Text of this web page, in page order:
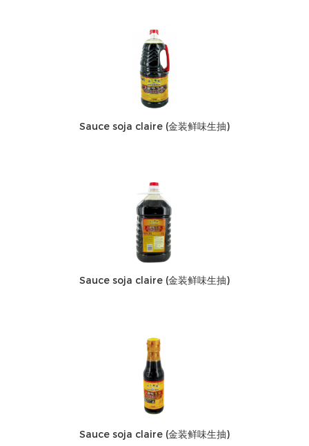
Sauce soja claire (金装鲜味生抽)
Sauce soja claire (金装鲜味生抽)
Sauce soja claire (金装鲜味生抽)